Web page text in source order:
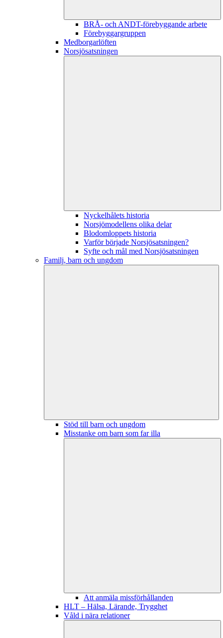
BRÅ- och ANDT-förebyggande arbete
Förebyggargruppen
Medborgarlöften
Norsjösatsningen
Nyckelhålets historia
Norsjömodellens olika delar
Blodomloppets historia
Varför började Norsjösatsningen?
Syfte och mål med Norsjösatsningen
Familj, barn och ungdom
Stöd till barn och ungdom
Misstanke om barn som far illa
Att anmäla missförhållanden
HLT – Hälsa, Lärande, Trygghet
Våld i nära relationer